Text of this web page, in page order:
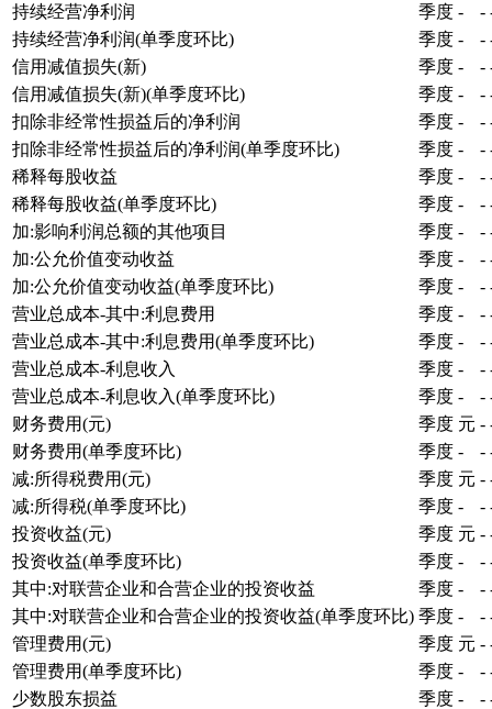
持续经营净利润
季度 - -
持续经营净利润(单季度环比)
季度 - -
信用减值损失(新)
季度 - -
信用减值损失(新)(单季度环比)
季度 - -
扣除非经常性损益后的净利润
季度 - -
扣除非经常性损益后的净利润(单季度环比)
季度 - -
稀释每股收益
季度 - -
稀释每股收益(单季度环比)
季度 - -
加:影响利润总额的其他项目
季度 - -
加:公允价值变动收益
季度 - -
加:公允价值变动收益(单季度环比)
季度 - -
营业总成本-其中:利息费用
季度 - -
营业总成本-其中:利息费用(单季度环比)
季度 - -
营业总成本-利息收入
季度 - -
营业总成本-利息收入(单季度环比)
季度 - -
财务费用(元)
季度 元 -
财务费用(单季度环比)
季度 - -
减:所得税费用(元)
季度 元 -
减:所得税(单季度环比)
季度 - -
投资收益(元)
季度 元 -
投资收益(单季度环比)
季度 - -
其中:对联营企业和合营企业的投资收益
季度 - -
其中:对联营企业和合营企业的投资收益(单季度环比) 季度 - -
管理费用(元)
季度 元 -
管理费用(单季度环比)
季度 - -
少数股东损益
季度 - -